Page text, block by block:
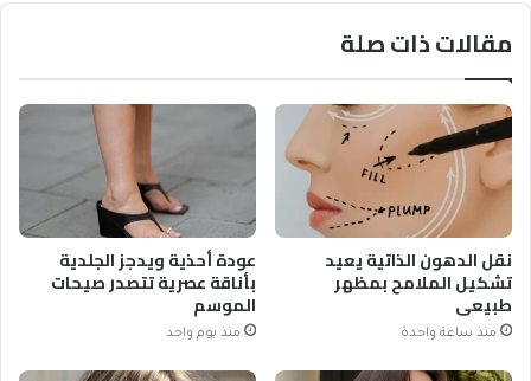
مقالات ذات صلة
نقل الدهون الذاتية يعيد
تشكيل الملامح بمظهر
طبيعي
منذ ساعة واحدة
عودة أحذية ويدجز الجلدية
بأناقة عصرية تتصدر صيحات
الموسم
منذ يوم واحد